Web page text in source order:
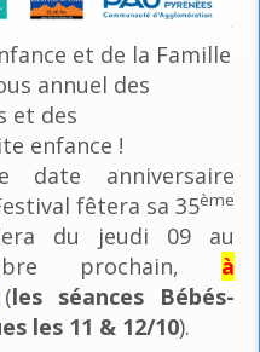
et de la Famille
annuel des
et des
enfance !
date anniversaire
fêtera sa 35ème
du jeudi 09 au
prochain, à
(les séances Bébés-
les 11 & 12/10).